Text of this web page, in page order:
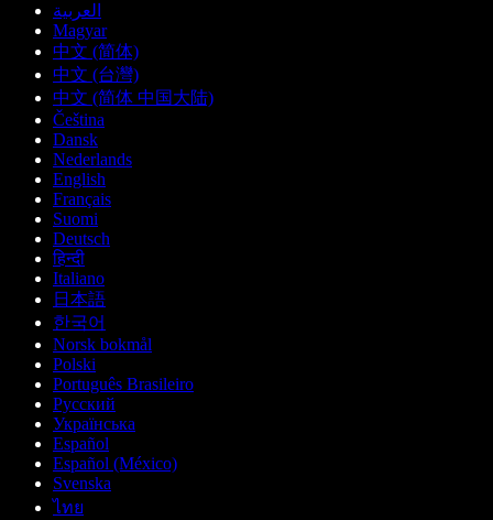
العربية
Magyar
中文 (简体)
中文 (台灣)
中文 (简体 中国大陆)
Čeština
Dansk
Nederlands
English
Français
Suomi
Deutsch
हिन्दी
Italiano
日本語
한국어
Norsk bokmål
Polski
Português Brasileiro
Русский
Українська
Español
Español (México)
Svenska
ไทย